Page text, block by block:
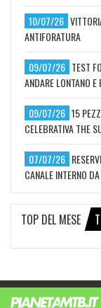
10/07/26
ANTIFORATURA
09/07/26 TEST
ANDARE LONTANO
09/07/26 15
CELEBRATIVA THE
07/07/26
CANALE INTERNO
TOP DEL MESE